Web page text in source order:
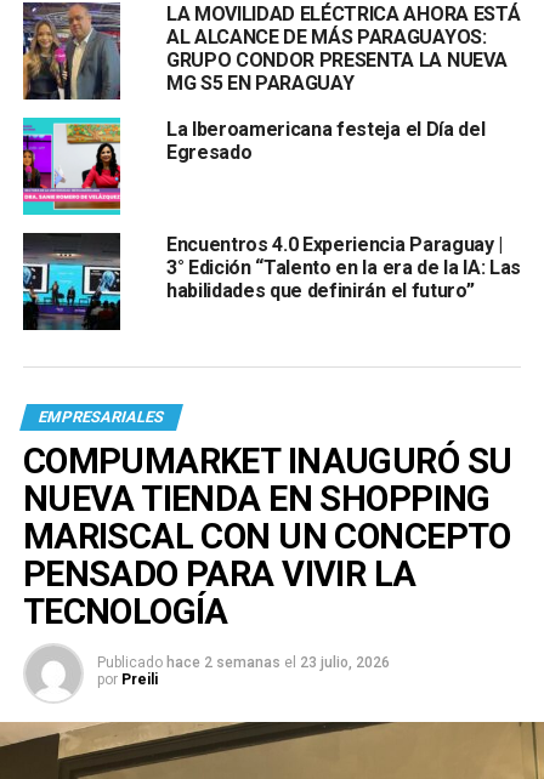
LA MOVILIDAD ELÉCTRICA AHORA ESTÁ
AL ALCANCE DE MÁS PARAGUAYOS:
GRUPO CONDOR PRESENTA LA NUEVA
MG S5 EN PARAGUAY
La Iberoamericana festeja el Día del
Egresado
Encuentros 4.0 Experiencia Paraguay |
3° Edición “Talento en la era de la IA: Las
habilidades que definirán el futuro”
EMPRESARIALES
COMPUMARKET INAUGURÓ SU
NUEVA TIENDA EN SHOPPING
MARISCAL CON UN CONCEPTO
PENSADO PARA VIVIR LA
TECNOLOGÍA
Publicado hace 2 semanas el 23 julio, 2026
por Preili